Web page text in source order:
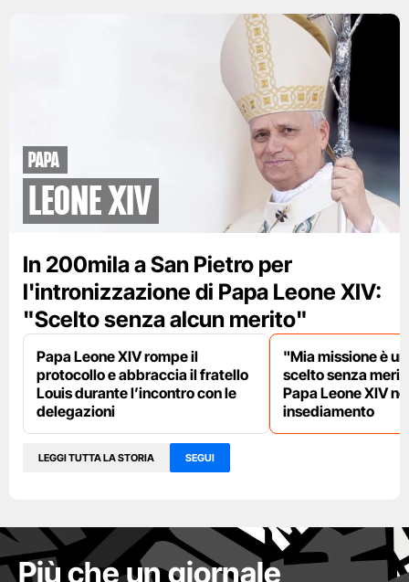
papa
leone XIV
In 200mila a San Pietro per
l'intronizzazione di Papa Leone XIV:
"Scelto senza alcun merito"
Papa Leone XIV rompe il
protocollo e abbraccia il fratello
Louis durante l’incontro con le
delegazioni
"Mia missione è
scelto senza
Papa Leone XIV
insediamento
LEGGI TUTTA LA STORIA SEGUI
Più che un giornale